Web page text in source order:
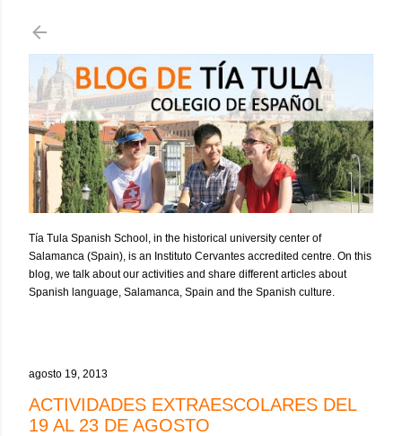
Tía Tula Spanish School, in the historical university center of
Salamanca (Spain), is an Instituto Cervantes accredited centre. On this
blog, we talk about our activities and share different articles about
Spanish language, Salamanca, Spain and the Spanish culture.
agosto 19, 2013
ACTIVIDADES EXTRAESCOLARES DEL
19 AL 23 DE AGOSTO